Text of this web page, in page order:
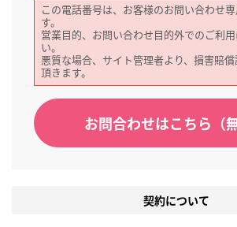
この電話番号は、お客様のお問い合わせ
す。
営業目的、お問い合わせ目的外でのご利
い。
悪質な場合、サイト管理者より、損害賠
頂きます。
お問合わせはこちら（無
契約について